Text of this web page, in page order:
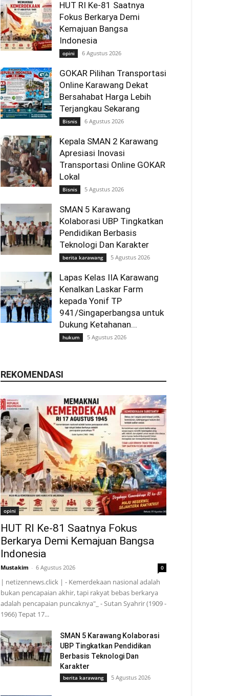
HUT RI Ke-81 Saatnya
Fokus Berkarya Demi
Kemajuan Bangsa
Indonesia
opini 6 Agustus 2026
GOKAR Pilihan Transportasi
Online Karawang Dekat
Bersahabat Harga Lebih
Terjangkau Sekarang
Bisnis 6 Agustus 2026
Kepala SMAN 2 Karawang
Apresiasi Inovasi
Transportasi Online GOKAR
Lokal
Bisnis 5 Agustus 2026
SMAN 5 Karawang
Kolaborasi UBP Tingkatkan
Pendidikan Berbasis
Teknologi Dan Karakter
berita karawang 5 Agustus 2026
Lapas Kelas IIA Karawang
Kenalkan Laskar Farm
kepada Yonif TP
941/Singaperbangsa untuk
Dukung Ketahanan...
hukum 5 Agustus 2026
REKOMENDASI
opini
HUT RI Ke-81 Saatnya Fokus
Berkarya Demi Kemajuan Bangsa
Indonesia
Mustakim - 6 Agustus 2026 0
| netizennews.click | - Kemerdekaan nasional adalah
bukan pencapaian akhir, tapi rakyat bebas berkarya
adalah pencapaian puncaknya"_ - Sutan Syahrir (1909 -
1966) Tepat 17...
SMAN 5 Karawang Kolaborasi
UBP Tingkatkan Pendidikan
Berbasis Teknologi Dan
Karakter
berita karawang 5 Agustus 2026